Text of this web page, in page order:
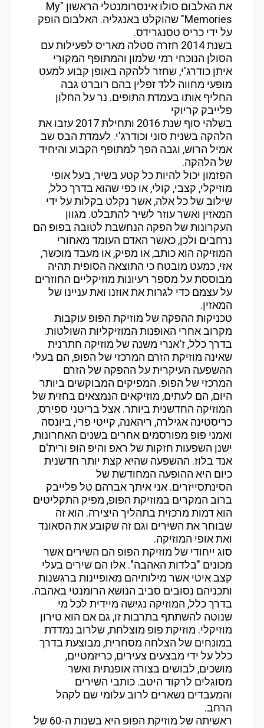
את האלבום סולו אינסרומנטלי הראשון "My
Memories" שהוקלט באנגליה. האלבום הופק
על ידי כריס טסנגרידס.
בשנת 2014 חזרה סטלה מאריס לפעילות עם
הסולן הנוכחי רמי שלמון והמתופף המקורי
איתן כודרג'י, שחזר ללהקה באופן קבוע למעט
מופעי מחווה ללד זפלין בהם רוברט גבה
החליף אותו בעמדת התופים. נר על החלון
פלייבק קריוקי
בשלהי סוף שנת 2016 ותחילת 2017 עזבו את
הלהקה בשנית סוני וכודרג'י. לעמדת הבס שב
אמיל הרוש, וגבה הפך למתופף הקבוע והיחיד
של הלהקה.
הפזמון יכול להיות כל קטע בשיר, בעל אופי
מוזיקלי, קצבי, קולי, או כפי שהוא בדרך כלל,
שילוב של כל אלה, אשר נקלט בקלות על ידי
המאזין ואשר עוזר לשיר להתבלט. מגוון
העקרונות של הפקה הנחשבת לטובה בפופ הם
נרחבים ולכן, כאשר האדם העומד מאחורי
המוזיקה הוא כותב, או מפיק, או מעבד מוכשר,
אזי, כמעט מובטח כי התוצאה הסופית תהיה
מבוססת על מספר רעיונות מוזיקליים החוזרים
על עצמם כדי לגרות את אוזנו ואת עניינו של
המאזין.
טכניקות ההפקה של מוזיקת הפופ עוקבות
מקרוב אחרי האופנות המוזיקליות השולטות.
בדרך כלל, ז'אנרי משנה של מוזיקה חתרנית
שאינה מוזיקת הזרם המרכזי של הפופ, הם בעלי
ההשפעה העיקרית על ההפקה של הזרם
המרכזי של הפופ. המפיקים המבוקשים ביותר
היום, הם לעתים, מוזיקאים הנמצאים בחזית של
המוזיקה החדשנית ביותר. אצל בריטני ספירס,
כריסטינה אגילרה, ריהאנה, קייטי פרי, ביונסה
ואמני פופ מפורסמים אחרים בשנים האחרונות,
ישנן השפעות חזקות של ראפ והיפ הופ ורית'ם
אנד בלוז. ההשפעה שהיא קצת יותר חדשנית
כיום היא ההופעה המחודשת של
הסינתסייזרים. אני איתך אברהם טל פלייבק
ברוב המקרים במוזיקת הפופ, מפיק התקליטים
הוא דמות מרכזית בתהליך היצירה. הוא זה
שבוחר את השירים וגם זה שקובע את הסאונד
ואת אופי המוזיקה.
סוג ייחודי של מוזיקת הפופ הם השירים אשר
מכונים "בלדות האהבה". אלו הם שירים בעלי
קצב איטי אשר מילותיהם מאופיינות ברגשנות
ותכניהם נסובים סביב הנושא הרומנטי באהבה.
בדרך כלל, המוזיקה נגישה מיידית לכל מי
שנוטה להשתתף בתרבות זו, גם אם הוא טירון
מוזיקלי. מוזיקת פופ מוצלחת, שלרוב נמדדת
במונחים של הצלחה מסחרית, מבוצעת בדרך
כלל על ידי מבצעים צעירים, כריזמטיים,
מושכים, לבושים בצורה אופנתית ואשר
מסוגלים לרקוד היטב. כותבי השירים
והמעבדים נשארים לרוב עלומי שם לקהל
הרחב.
ראשיתה של מוזיקת הפופ היא בשנות ה-60 של